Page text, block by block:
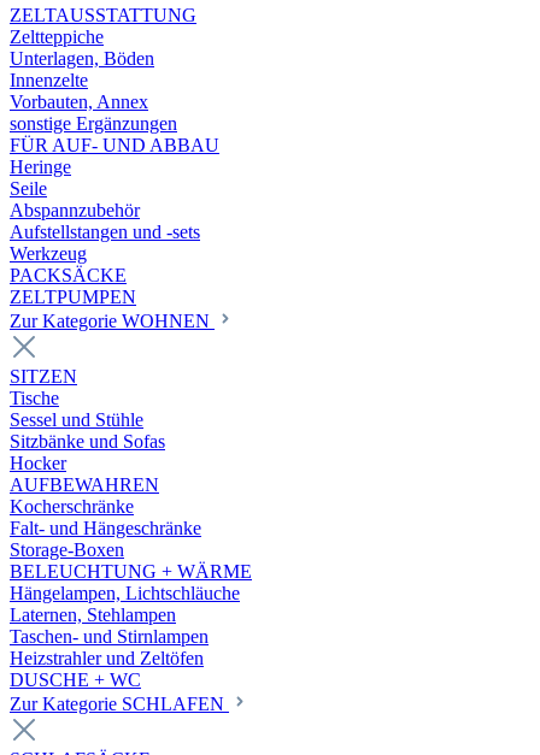
ZELTAUSSTATTUNG
Zeltteppiche
Unterlagen, Böden
Innenzelte
Vorbauten, Annex
sonstige Ergänzungen
FÜR AUF- UND ABBAU
Heringe
Seile
Abspannzubehör
Aufstellstangen und -sets
Werkzeug
PACKSÄCKE
ZELTPUMPEN
Zur Kategorie WOHNEN
SITZEN
Tische
Sessel und Stühle
Sitzbänke und Sofas
Hocker
AUFBEWAHREN
Kocherschränke
Falt- und Hängeschränke
Storage-Boxen
BELEUCHTUNG + WÄRME
Hängelampen, Lichtschläuche
Laternen, Stehlampen
Taschen- und Stirnlampen
Heizstrahler und Zeltöfen
DUSCHE + WC
Zur Kategorie SCHLAFEN